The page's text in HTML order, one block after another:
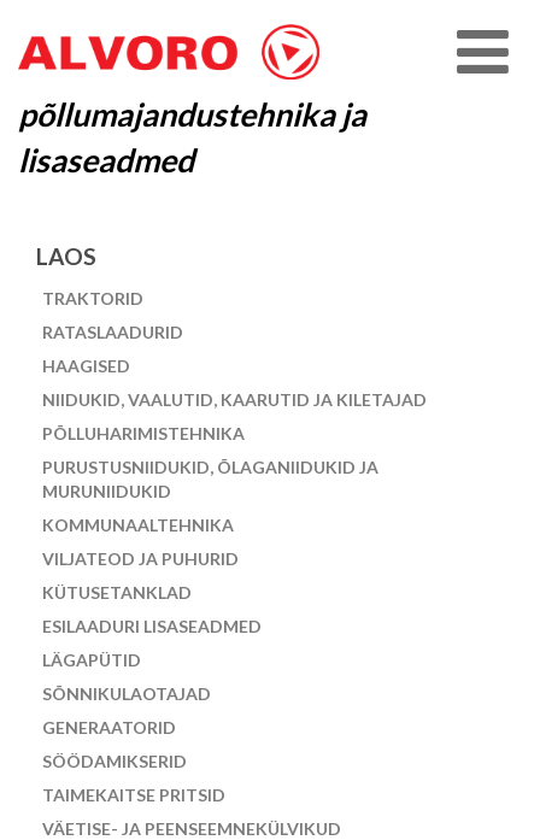
põllumajandustehnika ja
lisaseadmed
LAOS
TRAKTORID
RATASLAADURID
HAAGISED
NIIDUKID, VAALUTID, KAARUTID JA KILETAJAD
PÕLLUHARIMISTEHNIKA
PURUSTUSNIIDUKID, ÕLAGANIIDUKID JA
MURUNIIDUKID
KOMMUNAALTEHNIKA
VILJATEOD JA PUHURID
KÜTUSETANKLAD
ESILAADURI LISASEADMED
LÄGAPÜTID
SÕNNIKULAOTAJAD
GENERAATORID
SÖÖDAMIKSERID
TAIMEKAITSE PRITSID
VÄETISE- JA PEENSEEMNEKÜLVIKUD